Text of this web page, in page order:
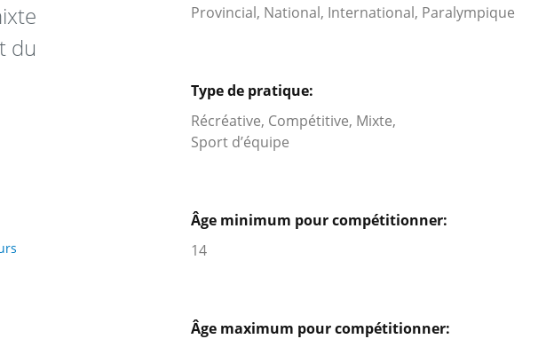
du
Provincial, National, International, Paralympique
Type de pratique:
Récréative, Compétitive, Mixte,
Sport d’équipe
Âge minimum pour compétitionner:
14
Âge maximum pour compétitionner: